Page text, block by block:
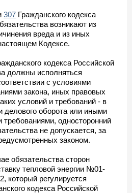
307 Гражданского кодекса
возникают из
вреда и из иных
Кодексе.
кодекса Российской
должны исполняться
с условиями
закона, иных правовых
условий и требований - в
делового оборота или иными
односторонний
не допускается, за
законом.
обязательства сторон
тепловой энергии №01-
который регулируется
кодекса Российской